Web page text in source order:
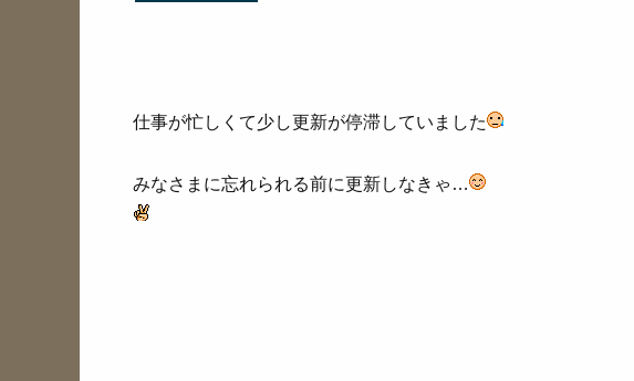
仕事が忙しくて少し更新が停滞していました
みなさまに忘れられる前に更新しなきゃ…